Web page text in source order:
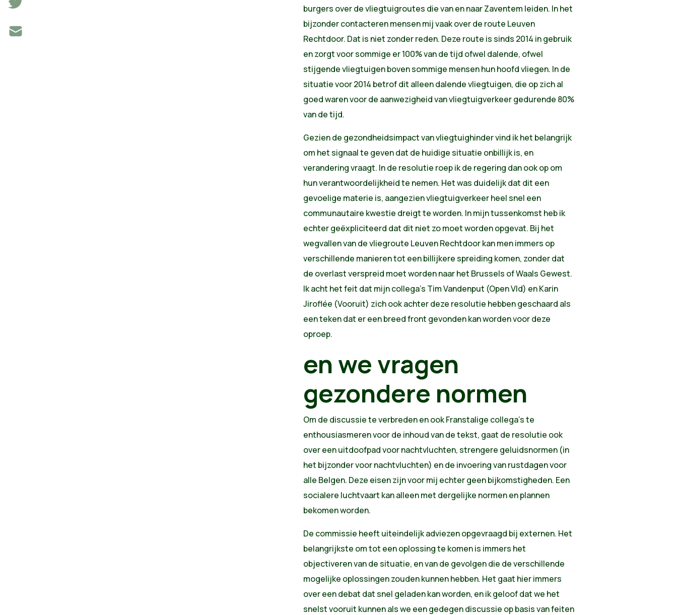
burgers over de vliegtuigroutes die van en naar Zaventem leiden. In het
bijzonder contacteren mensen mij vaak over de route Leuven
Rechtdoor. Dat is niet zonder reden. Deze route is sinds 2014 in gebruik
en zorgt voor sommige er 100% van de tijd ofwel dalende, ofwel
stijgende vliegtuigen boven sommige mensen hun hoofd vliegen. In de
situatie voor 2014 betrof dit alleen dalende vliegtuigen, die op zich al
goed waren voor de aanwezigheid van vliegtuigverkeer gedurende 80%
van de tijd.
Gezien de gezondheidsimpact van vliegtuighinder vind ik het belangrijk
om het signaal te geven dat de huidige situatie onbillijk is, en
verandering vraagt. In de resolutie roep ik de regering dan ook op om
hun verantwoordelijkheid te nemen. Het was duidelijk dat dit een
gevoelige materie is, aangezien vliegtuigverkeer heel snel een
communautaire kwestie dreigt te worden. In mijn tussenkomst heb ik
echter geëxpliciteerd dat dit niet zo moet worden opgevat. Bij het
wegvallen van de vliegroute Leuven Rechtdoor kan men immers op
verschillende manieren tot een billijkere spreiding komen, zonder dat
de overlast verspreid moet worden naar het Brussels of Waals Gewest.
Ik acht het feit dat mijn collega's Tim Vandenput (Open Vld) en Karin
Jiroflée (Vooruit) zich ook achter deze resolutie hebben geschaard als
een teken dat er een breed front gevonden kan worden voor deze
oproep.
en we vragen
gezondere normen
Om de discussie te verbreden en ook Franstalige collega's te
enthousiasmeren voor de inhoud van de tekst, gaat de resolutie ook
over een uitdoofpad voor nachtvluchten, strengere geluidsnormen (in
het bijzonder voor nachtvluchten) en de invoering van rustdagen voor
alle Belgen. Deze eisen zijn voor mij echter geen bijkomstigheden. Een
socialere luchtvaart kan alleen met dergelijke normen en plannen
bekomen worden.
De commissie heeft uiteindelijk adviezen opgevraagd bij externen. Het
belangrijkste om tot een oplossing te komen is immers het
objectiveren van de situatie, en van de gevolgen die de verschillende
mogelijke oplossingen zouden kunnen hebben. Het gaat hier immers
over een debat dat snel geladen kan worden, en ik geloof dat we het
snelst vooruit kunnen als we een gedegen discussie op basis van feiten